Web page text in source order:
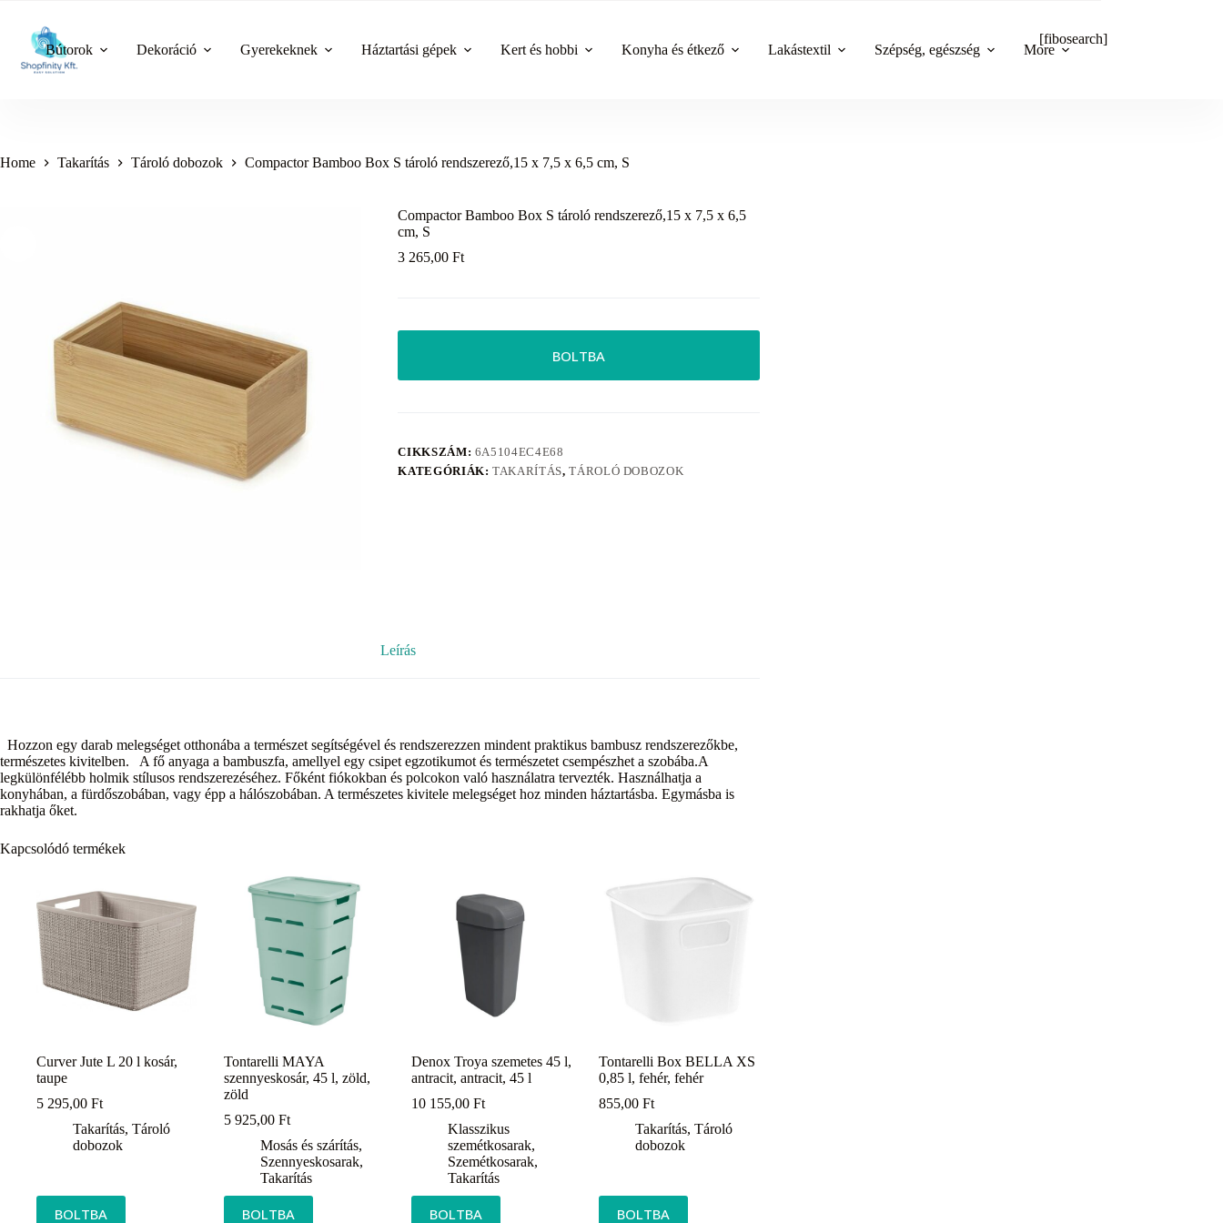
content
Bútorok Dekoráció Gyerekeknek Háztartási gépek Kert és hobbi Konyha és étkező Lakástextil Szépség, egészség More
[fibosearch]
Home Takarítás Tároló dobozok Compactor Bamboo Box S tároló rendszerező,15 x 7,5 x 6,5 cm, S
Compactor Bamboo Box S tároló rendszerező,15 x 7,5 x 6,5
cm, S
3 265,00Ft
BOLTBA
CIKKSZÁM: 6A5104EC4E68
KATEGÓRIÁK:TAKARÍTÁS,TÁROLÓ DOBOZOK
Leírás
Hozzon egy darab melegséget otthonába a természet segítségével és rendszerezzen mindent praktikus bambusz rendszerezőkbe,
természetes kivitelben. A fő anyaga a bambuszfa, amellyel egy csipet egzotikumot és természetet csempészhet a szobába.A
legkülönfélébb holmik stílusos rendszerezéséhez. Főként fiókokban és polcokon való használatra tervezték. Használhatja a
konyhában, a fürdőszobában, vagy épp a hálószobában. A természetes kivitele melegséget hoz minden háztartásba. Egymásba is
rakhatja őket.
Kapcsolódó termékek
Curver Jute L 20 l kosár,
taupe
5 295,00 Ft
Takarítás, Tároló
dobozok
BOLTBA
Tontarelli MAYA
szennyeskosár, 45 l, zöld,
zöld
5 925,00Ft
Mosás és szárítás,
Szennyeskosarak,
Takarítás
BOLTBA
Denox Troya szemetes 45 l,
antracit, antracit, 45 l
10 155,00Ft
Klasszikus
szemétkosarak,
Szemétkosarak,
Takarítás
BOLTBA
Tontarelli Box BELLA XS
0,85 l, fehér, fehér
855,00Ft
Takarítás,Tároló
dobozok
BOLTBA